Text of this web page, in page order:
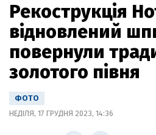
Рекострукція
відновлений
повернули
золотого півня
ФОТО
НЕДІЛЯ, 17 ГРУДНЯ 2023, 14:36